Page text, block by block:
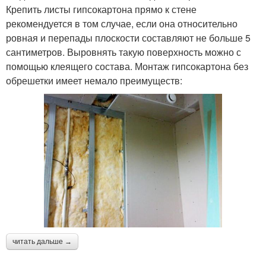
Крепить листы гипсокартона прямо к стене
рекомендуется в том случае, если она относительно
ровная и перепады плоскости составляют не больше 5
сантиметров. Выровнять такую поверхность можно с
помощью клеящего состава. Монтаж гипсокартона без
обрешетки имеет немало преимуществ:
читать дальше →